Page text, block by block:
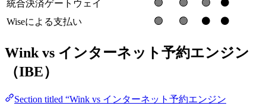
統合決済ゲートウェイ
🟢 🟢 🟢
⚫️
Wiseによる支払い
🟢 🟢 ⚫️ ⚫️
Wink vs インターネット予約エンジン
（IBE）
Section titled “Wink vs インターネット予約エンジン